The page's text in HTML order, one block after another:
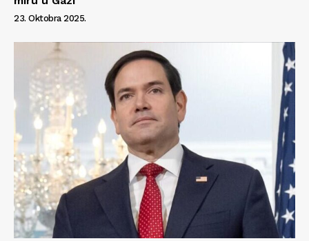
23. Oktobra 2025.